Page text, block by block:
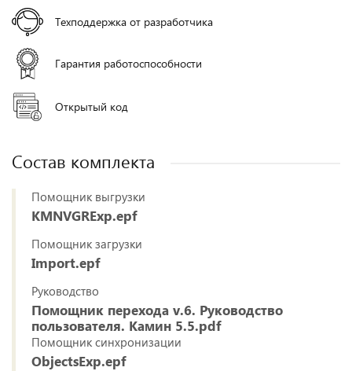
Техподдержка от разработчика
Гарантия работоспособности
Открытый код
Состав комплекта
Помощник выгрузки
KMNVGRExp.epf
Помощник загрузки
Import.epf
Руководство
Помощник перехода v.6. Руководство
пользователя. Камин 5.5.pdf
Помощник синхронизации
ObjectsExp.epf